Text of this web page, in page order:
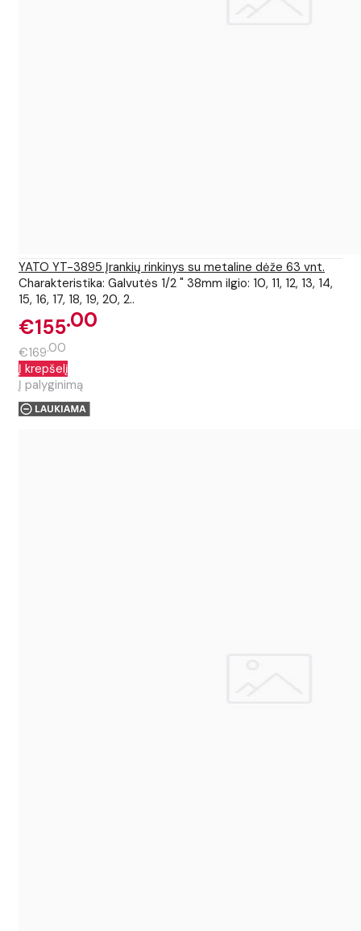
YATO YT-3895 Įrankių rinkinys su metaline dėže 63 vnt.
Charakteristika: Galvutės 1/2 " 38mm ilgio: 10, 11, 12, 13, 14,
15, 16, 17, 18, 19, 20, 2..
€15500
€169 00
Į krepšelį
Į palyginimą